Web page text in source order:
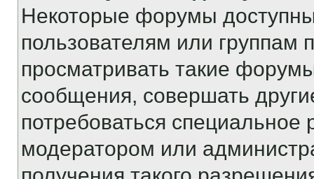
Некоторые форумы
пользователям или группам
просматривать такие
сообщения, совершать
потребоваться
модератором или